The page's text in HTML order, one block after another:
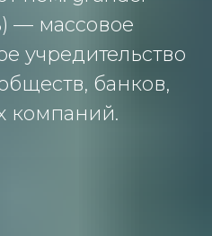
— массовое
учредительство
банков,
компаний.